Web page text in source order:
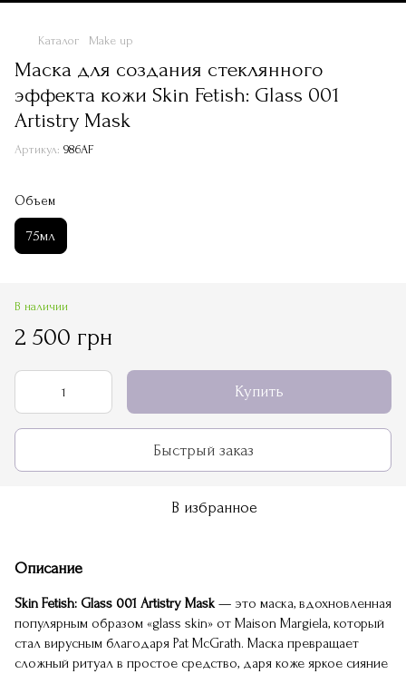
Каталог Make up
Маска для создания стеклянного
эффекта кожи Skin Fetish: Glass 001
Artistry Mask
Артикул: 986AF
Объем
75мл
В наличии
2 500 грн
Купить
Быстрый заказ
В избранное
Описание
Skin Fetish: Glass 001 Artistry Mask— это маска, вдохновленная
популярным образом «glass skin» от Maison Margiela, который
стал вирусным благодаря Pat McGrath. Маска превращает
сложный ритуал в простое средство, даря коже яркое сияние